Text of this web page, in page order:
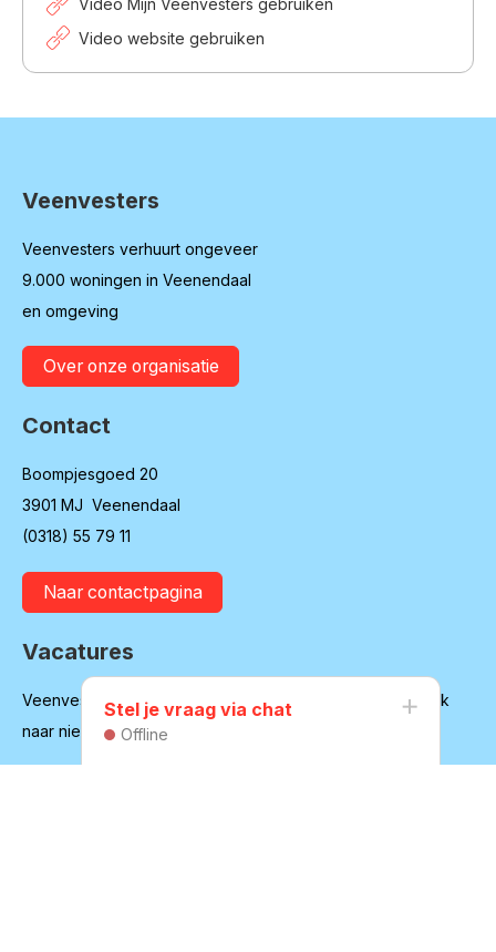
Video website gebruiken
Contactinformatie
Veenvesters
Veenvesters verhuurt ongeveer
9.000 woningen in Veenendaal
en omgeving
Over onze organisatie
Contact
Boompjesgoed 20
3901 MJ Veenendaal
(0318) 55 79 11
Naar contactpagina
Vacatures
Veenvesters blijft in ontwikkeling en is regelmatig op zoek
naar nieuwe medewerkers
Stel je vraag via chat
Offline